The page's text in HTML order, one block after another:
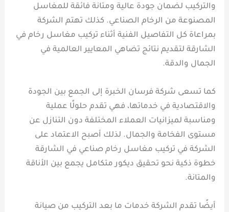
والتركيب لضمان جودة عالية ومتانة فائقة للمغاسل
المصنوعة من الرخام الصناعي. كذلك تهتم الشركة
بمراعاة كل التفاصيل الفنية أثناء تركيب مغاسل رخام في
الشارقة لتقديم نتائج تضاهي المعايير العالمية في
الجمال والدقة.
كما تسعى شركة فرسان الخبرة إلى الجمع بين الجودة
والاقتصادية في خدماتها، فهي تقدم حلولًا عملية
ومناسبة لميزانيات العملاء المختلفة دون التنازل عن
مستوى الفخامة والجمال. لذلك أصبح الاعتماد على
الشركة في تركيب مغاسل رخام صناعي في الشارقة
خطوة ذكية نحو تحقيق ديكور متكامل يجمع بين الأناقة
والمتانة.
أيضًا تقدم الشركة خدمات ما بعد التركيب من صيانة